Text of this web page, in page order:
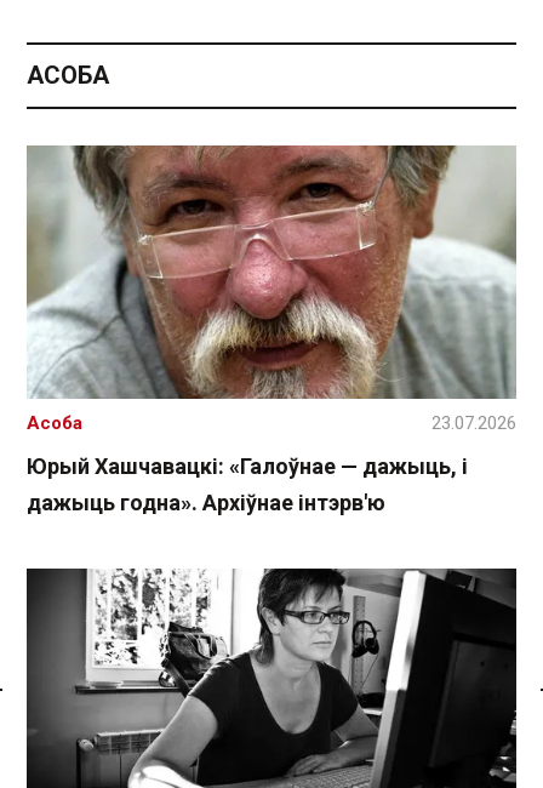
Спасылка без VPN
АСОБА
Юрый Хашчавацкі: «Галоўнае — дажыць, і
дажыць годна». Архіўнае інтэрв'ю
Асоба 23.07.2026